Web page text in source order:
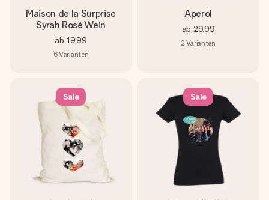
Maison de la Surprise
Syrah Rosé Wein
ab 19,99
6Varianten
Aperol
ab 29,99
2 Varianten
Sale Sale